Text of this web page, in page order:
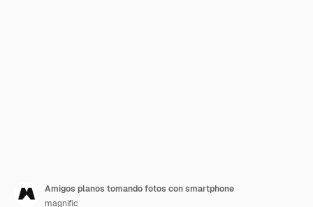
Amigos planos tomando fotos con smartphone
magnific